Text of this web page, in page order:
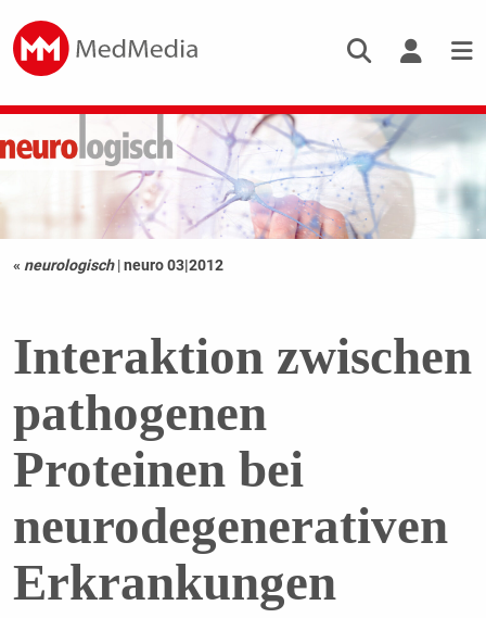
« neurologisch |neuro 03|2012
Interaktion zwischen
pathogenen
Proteinen bei
neurodegenerativen
Erkrankungen